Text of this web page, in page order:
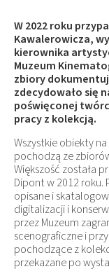
W 2022 roku
Kawalerowicza,
kierownika
Muzeum
zbiory
zdecydowało się
poświęconej
pracy z kolekcją.
Wszystkie obiekty
pochodzą ze
Większość została
Dipont w 2012 roku.
opisane i
digitalizacji i
przez Muzeum
scenograficzne i
pochodzące z
przekazane po